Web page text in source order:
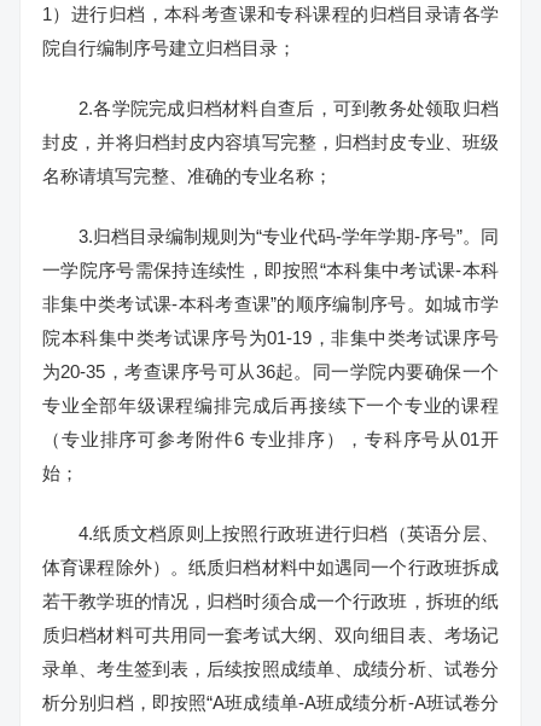
1）进行归档，本科考查课和专科课程的归档目录请各学
院自行编制序号建立归档目录；
2.各学院完成归档材料自查后，可到教务处领取归档
封皮，并将归档封皮内容填写完整，归档封皮专业、班级
名称请填写完整、准确的专业名称；
3.归档目录编制规则为“专业代码-学年学期-序号”。同
一学院序号需保持连续性，即按照“本科集中考试课-本科
非集中类考试课-本科考查课”的顺序编制序号。如城市学
院本科集中类考试课序号为01-19，非集中类考试课序号
为20-35，考查课序号可从36起。同一学院内要确保一个
专业全部年级课程编排完成后再接续下一个专业的课程
（专业排序可参考附件6 专业排序），专科序号从01开
始；
4.纸质文档原则上按照行政班进行归档（英语分层、
体育课程除外）。纸质归档材料中如遇同一个行政班拆成
若干教学班的情况，归档时须合成一个行政班，拆班的纸
质归档材料可共用同一套考试大纲、双向细目表、考场记
录单、考生签到表，后续按照成绩单、成绩分析、试卷分
析分别归档，即按照“A班成绩单-A班成绩分析-A班试卷分